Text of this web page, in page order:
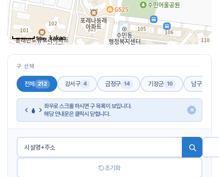
50m
구 선택
전체 212 강서구 4 금정구 14 기장군 10 남구
좌우로 스크롤 하시면 구 목록이 보입니다.
해당 안내문은 클릭시 닫힙니다.
✕
초기화